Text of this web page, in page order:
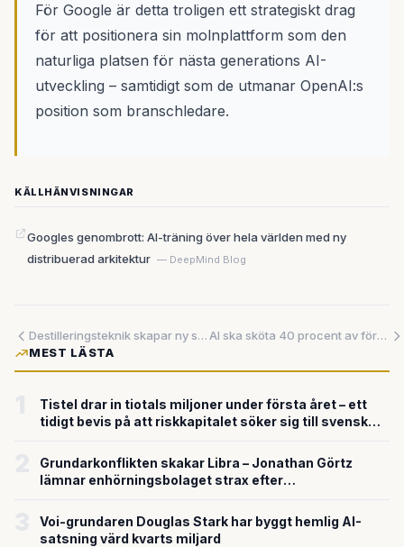
För Google är detta troligen ett strategiskt drag
för att positionera sin molnplattform som den
naturliga platsen för nästa generations AI-
utveckling – samtidigt som de utmanar OpenAI:s
position som branschledare.
KÄLLHÄNVISNINGAR
Googles genombrott: AI-träning över hela världen med ny
distribuerad arkitektur — DeepMind Blog
Destilleringsteknik skapar ny spänning mellan USA och Kina inför toppmöte
AI ska sköta 40 procent av företagens juridik – men ett misstag kan bli förödande
MEST LÄSTA
Tistel drar in tiotals miljoner under första året – ett
tidigt bevis på att riskkapitalet söker sig till svensk
Grundarkonflikten skakar Libra – Jonathan Görtz
lämnar enhörningsbolaget strax efter
Voi-grundaren Douglas Stark har byggt hemlig AI-
satsning värd kvarts miljard